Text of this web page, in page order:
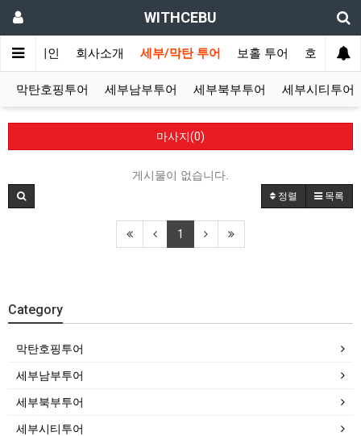
WITHCEBU
메인 회사소개 세부/막탄 투어 보홀 투어 호텔/리
막탄호핑투어 세부남부투어 세부북부투어 세부시티투어
마사지(0)
게시물이 없습니다.
정렬 목록
1
Category
막탄호핑투어
세부남부투어
세부북부투어
세부시티투어